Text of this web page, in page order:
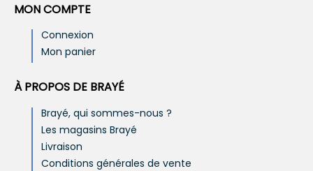
MON COMPTE
Connexion
Mon panier
À PROPOS DE BRAYÉ
Brayé, qui sommes-nous ?
Les magasins Brayé
Livraison
Conditions générales de vente